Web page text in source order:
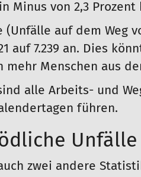
Minus von 2,3
(Unfälle auf dem Weg
auf 7.239 an. Dies
mehr Menschen aus
alle Arbeits- und
führen.
Unfälle
zwei andere